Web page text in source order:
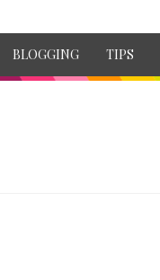
BLOGGING TIPS